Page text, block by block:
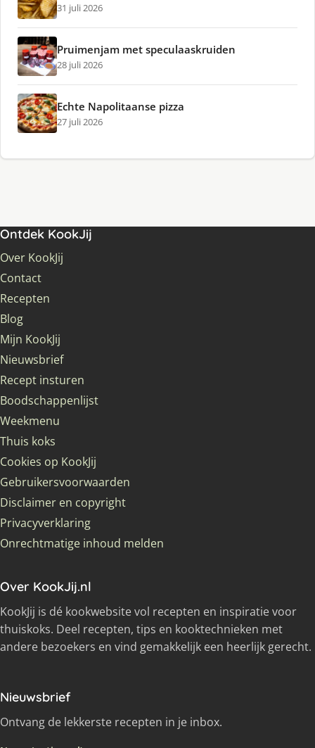
31 juli 2026
Pruimenjam met speculaaskruiden
28 juli 2026
Echte Napolitaanse pizza
27 juli 2026
Ontdek KookJij
Over KookJij
Contact
Recepten
Blog
Mijn KookJij
Nieuwsbrief
Recept insturen
Boodschappenlijst
Weekmenu
Thuis koks
Cookies op KookJij
Gebruikersvoorwaarden
Disclaimer en copyright
Privacyverklaring
Onrechtmatige inhoud melden
Over KookJij.nl
KookJij is dé kookwebsite vol recepten en inspiratie voor
thuiskoks. Deel recepten, tips en kooktechnieken met
andere bezoekers en vind gemakkelijk een heerlijk gerecht.
Nieuwsbrief
Ontvang de lekkerste recepten in je inbox.